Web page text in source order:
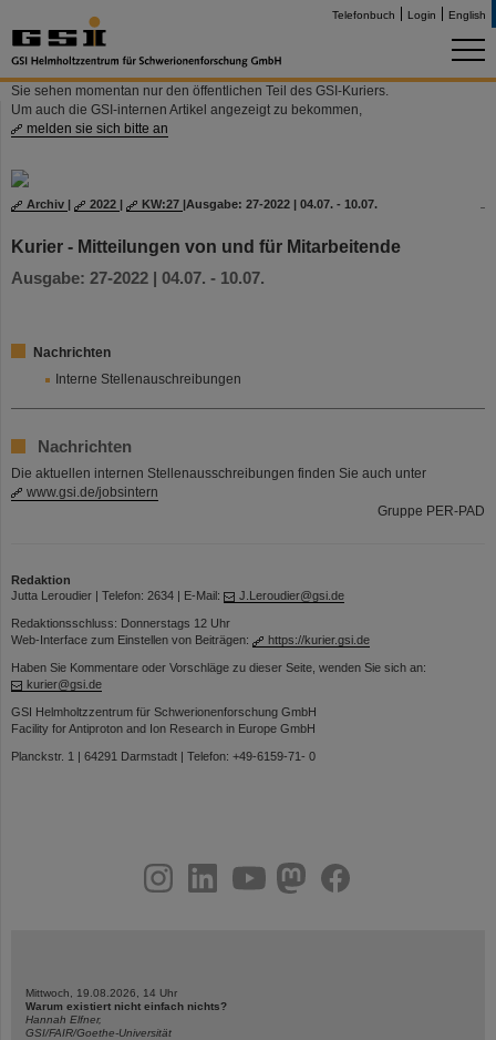
Telefonbuch Login English
Sie sehen momentan nur den öffentlichen Teil des GSI-Kuriers.
Um auch die GSI-internen Artikel angezeigt zu bekommen,
melden sie sich bitte an
Archiv | 2022 | KW:27 |Ausgabe: 27-2022 | 04.07. - 10.07.
Kurier - Mitteilungen von und für Mitarbeitende
Ausgabe: 27-2022 | 04.07. - 10.07.
Nachrichten
Interne Stellenauschreibungen
Nachrichten
Die aktuellen internen Stellenausschreibungen finden Sie auch unter
www.gsi.de/jobsintern
Gruppe PER-PAD
Redaktion
Jutta Leroudier | Telefon: 2634 | E-Mail:
J.Leroudier@gsi.de
Redaktionsschluss: Donnerstags 12 Uhr
Web-Interface zum Einstellen von Beiträgen:
https://kurier.gsi.de
Haben Sie Kommentare oder Vorschläge zu dieser Seite, wenden Sie sich an:
kurier@gsi.de
GSI Helmholtzzentrum für Schwerionenforschung GmbH
Facility for Antiproton and Ion Research in Europe GmbH
Planckstr. 1 | 64291 Darmstadt | Telefon: +49-6159-71- 0
youtubehelmholtz.socialfacebook
Mittwoch, 19.08.2026, 14 Uhr
Warum existiert nicht einfach nichts?
Hannah Elfner,
GSI/FAIR/Goethe-Universität